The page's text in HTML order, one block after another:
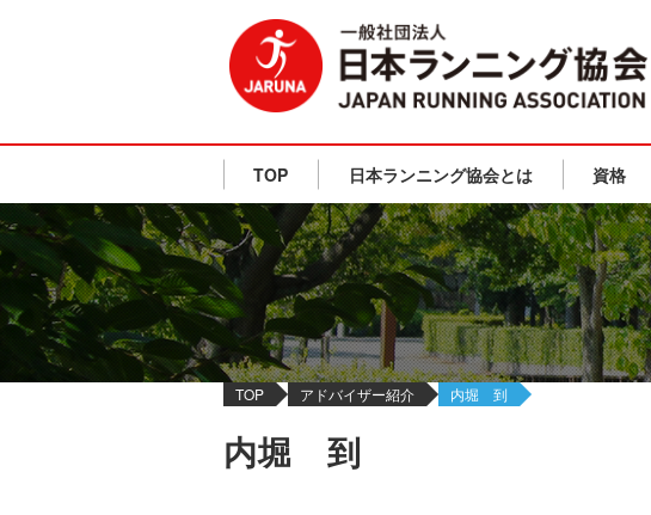
TOP 日本ランニング協会とは 資格
TOP アドバイザー紹介 内堀 到
内堀 到